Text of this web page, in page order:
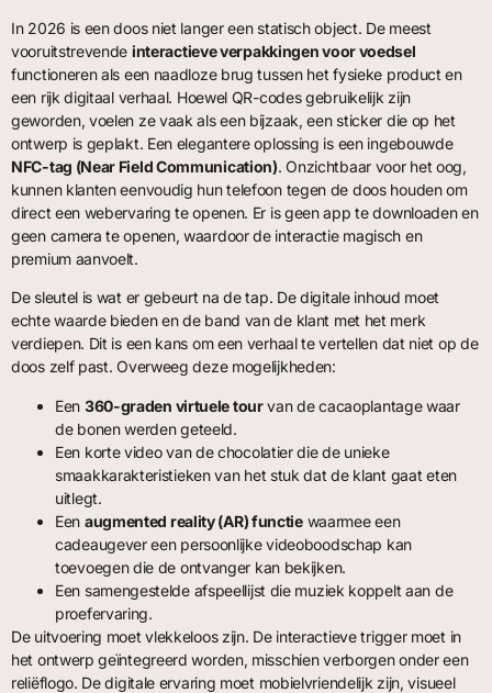
In 2026 is een doos niet langer een statisch object. De meest
vooruitstrevende interactieve verpakkingen voor voedsel
functioneren als een naadloze brug tussen het fysieke product en
een rijk digitaal verhaal. Hoewel QR-codes gebruikelijk zijn
geworden, voelen ze vaak als een bijzaak, een sticker die op het
ontwerp is geplakt. Een elegantere oplossing is een ingebouwde
NFC-tag (Near Field Communication). Onzichtbaar voor het oog,
kunnen klanten eenvoudig hun telefoon tegen de doos houden om
direct een webervaring te openen. Er is geen app te downloaden en
geen camera te openen, waardoor de interactie magisch en
premium aanvoelt.
De sleutel is wat er gebeurt na de tap. De digitale inhoud moet
echte waarde bieden en de band van de klant met het merk
verdiepen. Dit is een kans om een verhaal te vertellen dat niet op de
doos zelf past. Overweeg deze mogelijkheden:
Een 360-graden virtuele tourvan de cacaoplantage waar
de bonen werden geteeld.
Een korte video van de chocolatier die de unieke
smaakkarakteristieken van het stuk dat de klant gaat eten
uitlegt.
Een augmented reality (AR) functiewaarmee een
cadeaugever een persoonlijke videoboodschap kan
toevoegen die de ontvanger kan bekijken.
Een samengestelde afspeellijst die muziek koppelt aan de
proefervaring.
De uitvoering moet vlekkeloos zijn. De interactieve trigger moet in
het ontwerp geïntegreerd worden, misschien verborgen onder een
reliëflogo. De digitale ervaring moet mobielvriendelijk zijn, visueel